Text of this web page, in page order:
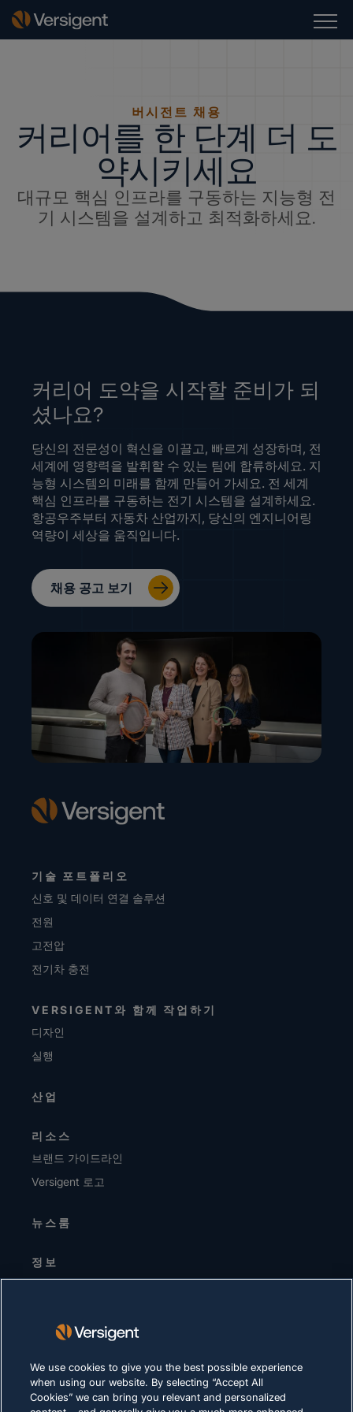
버시전트 채용
커리어를 한 단계 더 도
약시키세요
대규모 핵심 인프라를 구동하는 지능형 전
기 시스템을 설계하고 최적화하세요.
커리어 도약을 시작할 준비가 되
셨나요?
당신의 전문성이 혁신을 이끌고, 빠르게 성장하며, 전
세계에 영향력을 발휘할 수 있는 팀에 합류하세요. 지
능형 시스템의 미래를 함께 만들어 가세요. 전 세계
핵심 인프라를 구동하는 전기 시스템을 설계하세요.
항공우주부터 자동차 산업까지, 당신의 엔지니어링
역량이 세상을 움직입니다.
채용 공고 보기
기술 포트폴리오
신호 및 데이터 연결 솔루션
전원
고전압
전기차 충전
VERSIGENT와 함께 작업하기
디자인
실행
산업
리소스
브랜드 가이드라인
Versigent 로고
뉴스룸
정보
경영진 / 리더십 팀
공급업체
채용 정보
We use cookies to give you the best possible experience
when using our website. By selecting “Accept All
Cookies” we can bring you relevant and personalized